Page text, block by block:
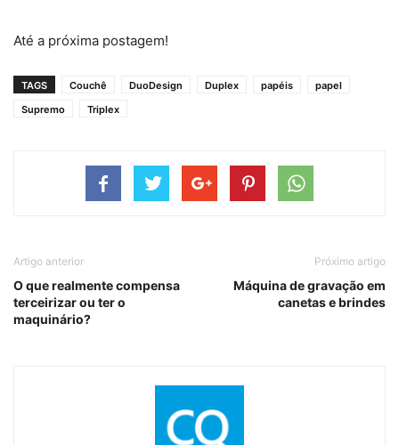
Até a próxima postagem!
TAGS Couchê DuoDesign Duplex papéis
papel
Supremo
Triplex
Artigo anterior
O que realmente compensa
terceirizar ou ter o
maquinário?
Próximo artigo
Máquina de gravação em
canetas e brindes